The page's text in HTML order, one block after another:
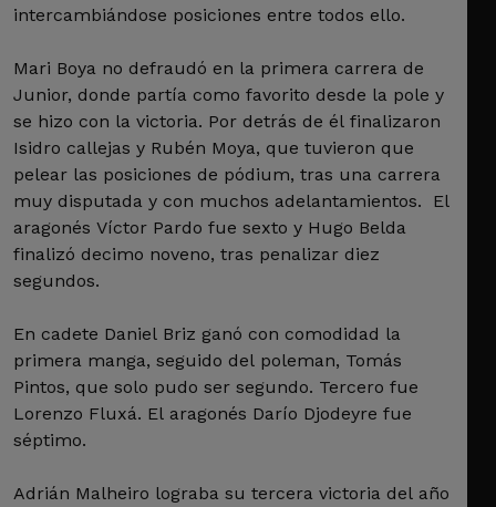
intercambiándose posiciones entre todos ello.
Mari Boya no defraudó en la primera carrera de
Junior, donde partía como favorito desde la pole y
se hizo con la victoria. Por detrás de él finalizaron
Isidro callejas y Rubén Moya, que tuvieron que
pelear las posiciones de pódium, tras una carrera
muy disputada y con muchos adelantamientos. El
aragonés Víctor Pardo fue sexto y Hugo Belda
finalizó decimo noveno, tras penalizar diez
segundos.
En cadete Daniel Briz ganó con comodidad la
primera manga, seguido del poleman, Tomás
Pintos, que solo pudo ser segundo. Tercero fue
Lorenzo Fluxá. El aragonés Darío Djodeyre fue
séptimo.
Adrián Malheiro lograba su tercera victoria del año